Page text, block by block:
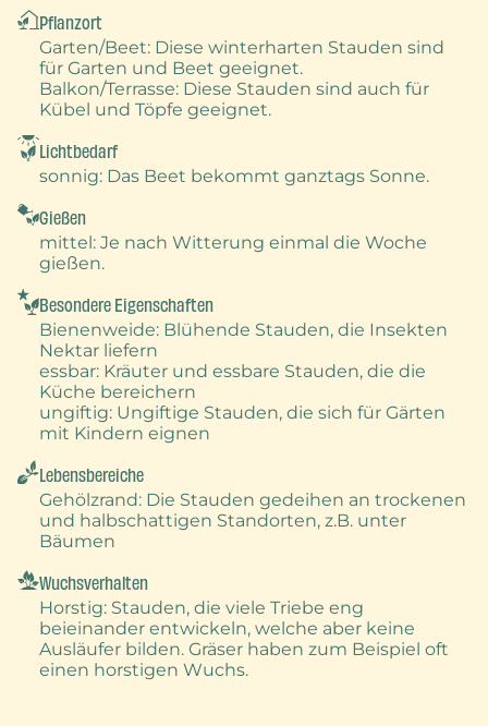
Pflanzort
Garten/Beet: Diese winterharten Stauden sind
für Garten und Beet geeignet.
Balkon/Terrasse: Diese Stauden sind auch für
Kübel und Töpfe geeignet.
Lichtbedarf
sonnig: Das Beet bekommt ganztags Sonne.
Gießen
mittel: Je nach Witterung einmal die Woche
gießen.
Besondere Eigenschaften
Bienenweide: Blühende Stauden, die Insekten
Nektar liefern
essbar: Kräuter und essbare Stauden, die die
Küche bereichern
ungiftig: Ungiftige Stauden, die sich für Gärten
mit Kindern eignen
Lebensbereiche
Gehölzrand: Die Stauden gedeihen an trockenen
und halbschattigen Standorten, z.B. unter
Bäumen
Wuchsverhalten
Horstig: Stauden, die viele Triebe eng
beieinander entwickeln, welche aber keine
Ausläufer bilden. Gräser haben zum Beispiel oft
einen horstigen Wuchs.